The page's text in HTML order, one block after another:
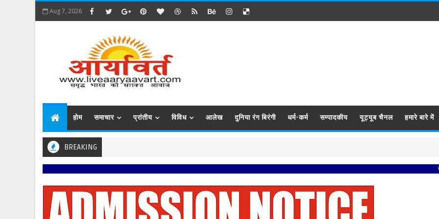
Aug 7, 2026
होम समाचार प्रांतीय विविध आलेख दुनिया रंग बिरंगी धर्म-कर्म सम्पादकीय यूट्यूब चैनल हमारे बारे में
BREAKING
प्रबिसि